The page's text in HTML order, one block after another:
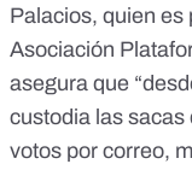
Palacios, quien es
Asociación
asegura que
custodia las sacas
votos por correo,